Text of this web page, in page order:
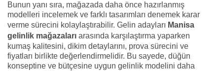
Bunun yanı sıra, mağazada daha önce hazırlanmış
modelleri incelemek ve farklı tasarımları denemek karar
verme sürecini kolaylaştırabilir. Gelin adayları Manisa
gelinlik mağazaları arasında karşılaştırma yaparken
kumaş kalitesini, dikim detaylarını, prova sürecini ve
fiyatları birlikte değerlendirmelidir. Bu sayede, düğün
konseptine ve bütçesine uygun gelinlik modelini daha